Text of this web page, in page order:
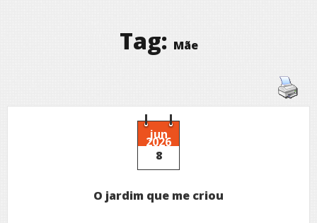
Tag: Mãe
jun
2026
8
O jardim que me criou